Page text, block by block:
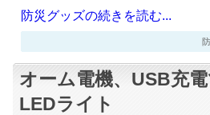
防災グッズの続きを読む...
防
オーム電機、USB充
LEDライト